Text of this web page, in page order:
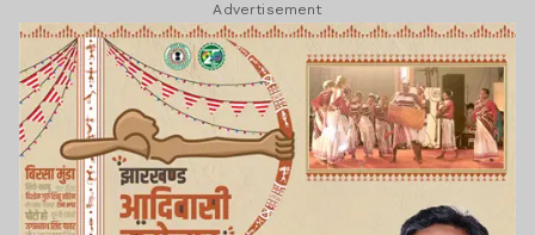
Advertisement